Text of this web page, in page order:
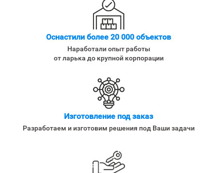
Оснастили более 20 000 объектов
Наработали опыт работы
от ларька до крупной корпорации
Изготовление под заказ
Разработаем и изготовим решения под Ваши задачи